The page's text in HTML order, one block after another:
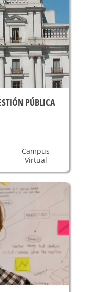
PÚBLICA
Campus
Virtual